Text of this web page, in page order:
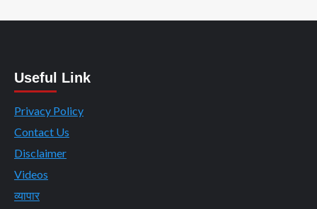
Useful Link
Privacy Policy
Contact Us
Disclaimer
Videos
व्यापार